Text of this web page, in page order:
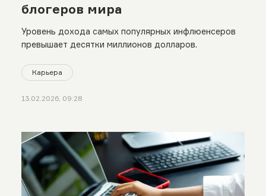
блогеров мира
Уровень дохода самых популярных инфлюенсеров
превышает десятки миллионов долларов.
Карьера
13.02.2026, 09:28